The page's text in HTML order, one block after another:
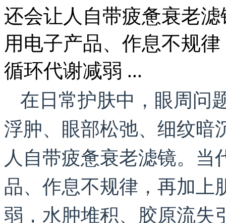
还会让人自带疲惫衰老
用电子产品、作息不规
循环代谢减弱 ...
在日常护肤中，眼周问
浮肿、眼部松弛、细纹暗
人自带疲惫衰老滤镜。
品、作息不规律，再加上
弱，水肿堆积、胶原流失